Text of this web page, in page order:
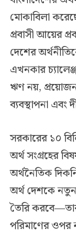
মোকাবিলা
প্রবাসী আয়ের
দেশের
এখনকার
ঋণ নয়, প্রয়োজন
ব্যবস্থাপনা এবং
সরকারের ১০
অর্থ সংগ্রহের
অর্থনৈতিক
অর্থ দেশকে
তৈরি
পরিমাণের ওপর